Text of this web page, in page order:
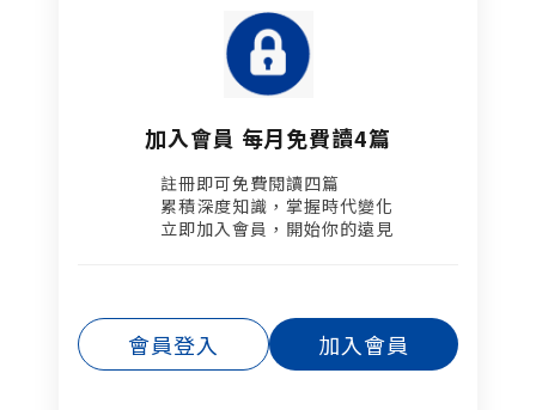
加入會員 每月免費讀4篇
註冊即可免費閱讀四篇​
累積深度知識，掌握時代變化​
立即加入會員，開始你的遠見
會員登入 加入會員